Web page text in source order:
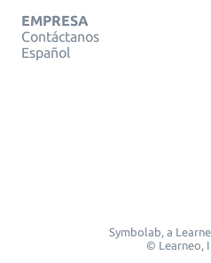
EMPRESA
Contáctanos
Español
Symbolab, a
© Learneo,